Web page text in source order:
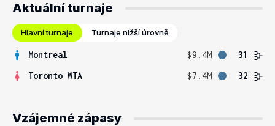
Aktuální turnaje
Hlavní turnaje Turnaje nižší úrovně
Montreal $9.4M
31
Toronto WTA
$7.4M 32
Vzájemné zápasy